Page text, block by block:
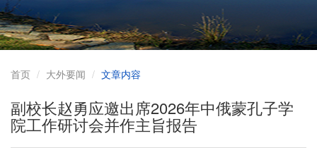
首页 大外要闻 文章内容
副校长赵勇应邀出席2026年中俄蒙孔子学
院工作研讨会并作主旨报告